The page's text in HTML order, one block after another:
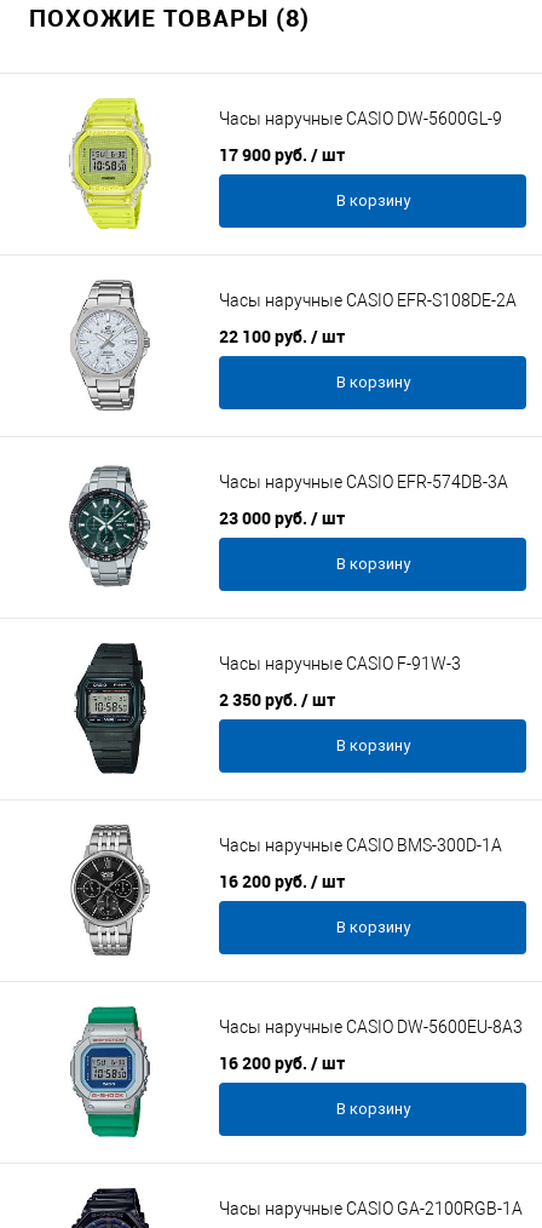
ПОХОЖИЕ ТОВАРЫ (8)
Часы наручные CASIO DW-5600GL-9
17 900 руб. / шт
В корзину
Часы наручные CASIO EFR-S108DE-2A
22 100 руб. / шт
В корзину
Часы наручные CASIO EFR-574DB-3A
23 000 руб. / шт
В корзину
Часы наручные CASIO F-91W-3
2 350 руб. / шт
В корзину
Часы наручные CASIO BMS-300D-1A
16 200 руб. / шт
В корзину
Часы наручные CASIO DW-5600EU-8A3
16 200 руб. / шт
В корзину
Часы наручные CASIO GA-2100RGB-1A